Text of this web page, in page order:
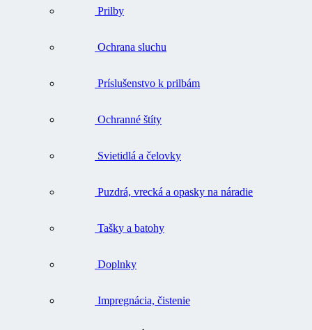
Prilby
Ochrana sluchu
Príslušenstvo k prilbám
Ochranné štíty
Svietidlá a čelovky
Puzdrá, vrecká a opasky na náradie
Tašky a batohy
Doplnky
Impregnácia, čistenie